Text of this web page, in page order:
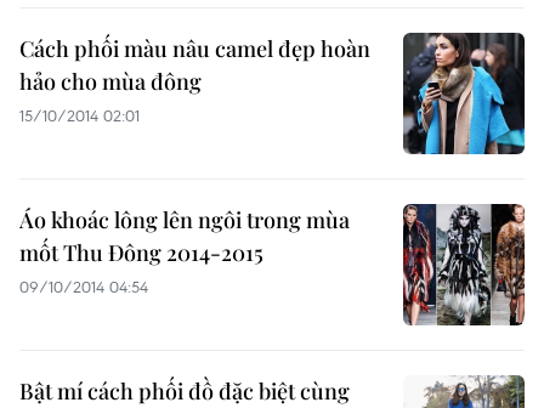
Cách phối màu nâu camel đẹp hoàn
hảo cho mùa đông
15/10/2014 02:01
Áo khoác lông lên ngôi trong mùa
mốt Thu Đông 2014-2015
09/10/2014 04:54
Bật mí cách phối đồ đặc biệt cùng